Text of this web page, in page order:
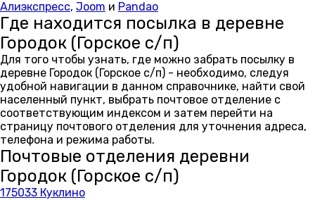
Алиэкспресс, Joom и Pandao
Где находится посылка в деревне
Городок (Горское с/п)
Для того чтобы узнать, где можно забрать посылку в
деревне Городок (Горское с/п) - необходимо, следуя
удобной навигации в данном справочнике, найти свой
населенный пункт, выбрать почтовое отделение с
соответствующим индексом и затем перейти на
страницу почтового отделения для уточнения адреса,
телефона и режима работы.
Почтовые отделения деревни
Городок (Горское с/п)
175033 Куклино